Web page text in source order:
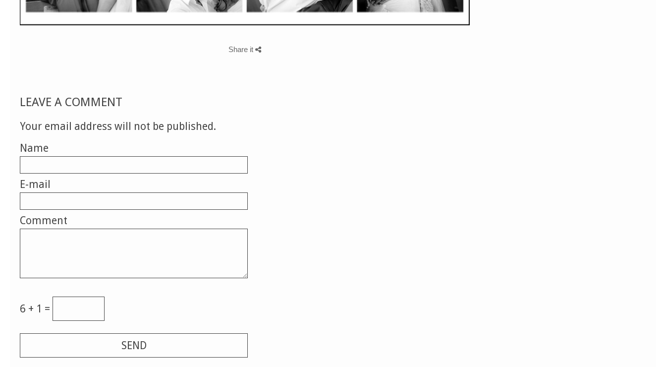
Share it
LEAVE A COMMENT
Your email address will not be published.
Name
E-mail
Comment
6 + 1 =